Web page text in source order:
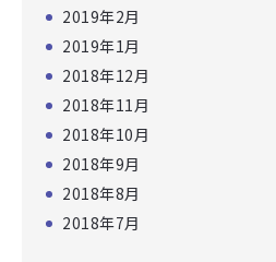
2019年2月
2019年1月
2018年12月
2018年11月
2018年10月
2018年9月
2018年8月
2018年7月